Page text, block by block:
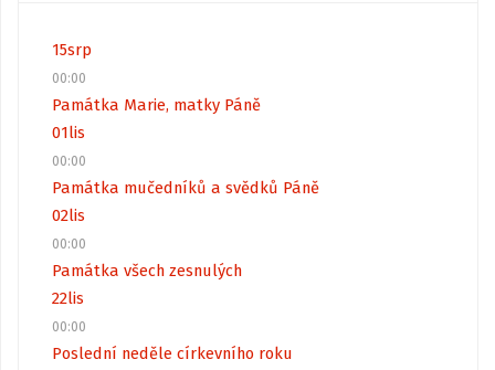
15srp
00:00
Památka Marie, matky Páně
01lis
00:00
Památka mučedníků a svědků Páně
02lis
00:00
Památka všech zesnulých
22lis
00:00
Poslední neděle církevního roku